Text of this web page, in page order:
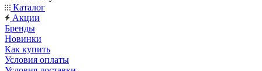
Каталог
Акции
Бренды
Новинки
Как купить
Условия оплаты